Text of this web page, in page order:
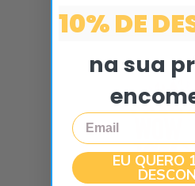
10% DE
na sua
Email
EU QUERO